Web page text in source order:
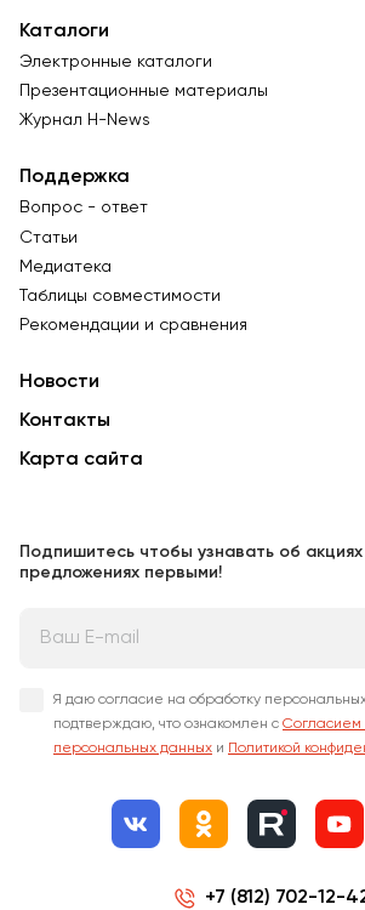
Каталоги
Электронные каталоги
Презентационные материалы
Журнал Н-News
Поддержка
Вопрос - ответ
Статьи
Медиатека
Таблицы совместимости
Рекомендации и сравнения
Новости
Контакты
Карта сайта
Подпишитесь чтобы узнавать об
предложениях первыми!
Я даю согласие на обработку
подтверждаю, что ознакомлен с Согласием
персональных данных и Политикой
+7 (812) 702-12-